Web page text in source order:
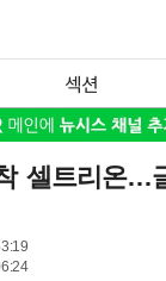
섹션
셀트리온…